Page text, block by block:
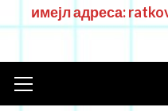
имејл адреса: